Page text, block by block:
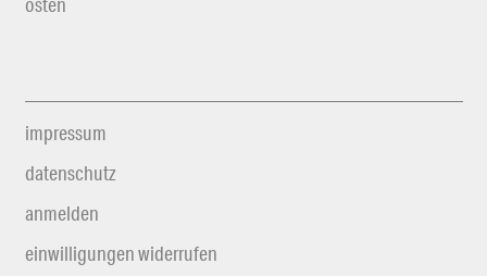
impressum
datenschutz
anmelden
einwilligungen widerrufen